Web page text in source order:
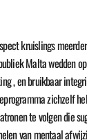
kruislings
Malta wedden
, en bruikbaar
zichzelf
te volgen die
van mentaal